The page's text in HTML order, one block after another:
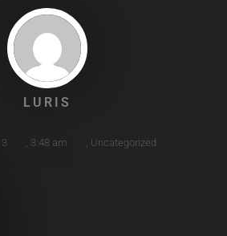
LURIS
3:48 am Uncategorized